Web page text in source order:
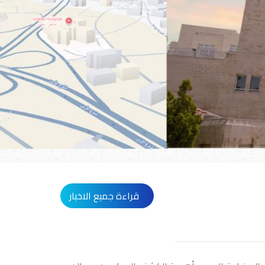
قراءة جميع الاخبار